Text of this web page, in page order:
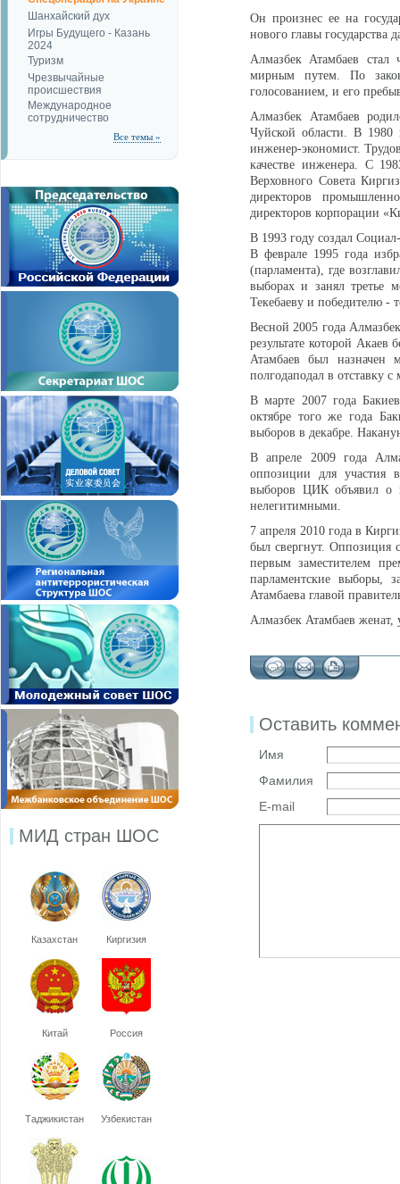
Шанхайский дух
Игры Будущего - Казань
2024
Туризм
Чрезвычайные
происшествия
Международное
сотрудничество
Все темы »
МИД стран ШОС
Казахстан Киргизия
Китай Россия
Таджикистан Узбекистан
Он произнес ее на
нового главы государства
Алмазбек Атамбаев
мирным путем. По
голосованием, и его
Алмазбек Атамбаев
Чуйской области. В 1980
инженер-экономист.
качестве инженера. С
Верховного Совета
директоров
директоров корпорации
В 1993 году создал
В феврале 1995 года
(парламента), где
выборах и занял третье
Текебаеву и победителю -
Весной 2005 года
результате которой Акаев
Атамбаев был назначен
полгодаподал в отставку
В марте 2007 года
октябре того же года
выборов в декабре.
В апреле 2009 года
оппозиции для участия
выборов ЦИК объявил о
нелегитимными.
7 апреля 2010 года в
был свергнут. Оппозиция
первым заместителем
парламентские выборы,
Атамбаева главой
Алмазбек Атамбаев женат,
Оставить
Имя
Фамилия
E-mail